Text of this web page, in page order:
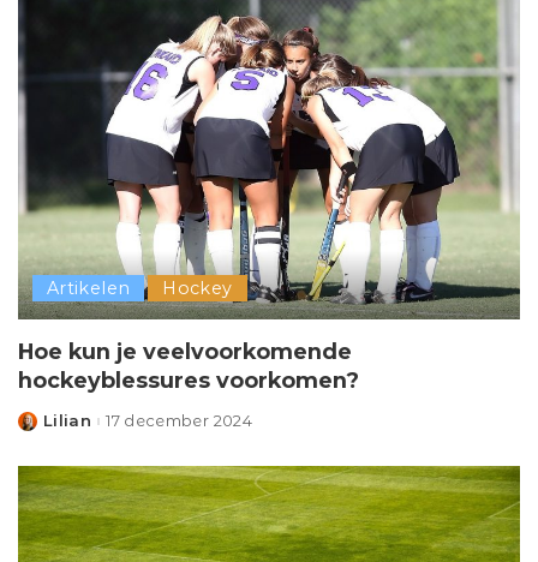
Artikelen Hockey
Hoe kun je veelvoorkomende
hockeyblessures voorkomen?
Posted
Lilian 17 december 2024